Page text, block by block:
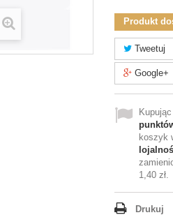
Produkt
Tweetuj
Google+
koszyk
1,40 zł.
Drukuj